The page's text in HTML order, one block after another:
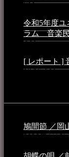
PM
令和5年度
ラム 音楽民
AM
[ レポート ]
10:16 AM
鳩間節 ／岡
2026年4月6